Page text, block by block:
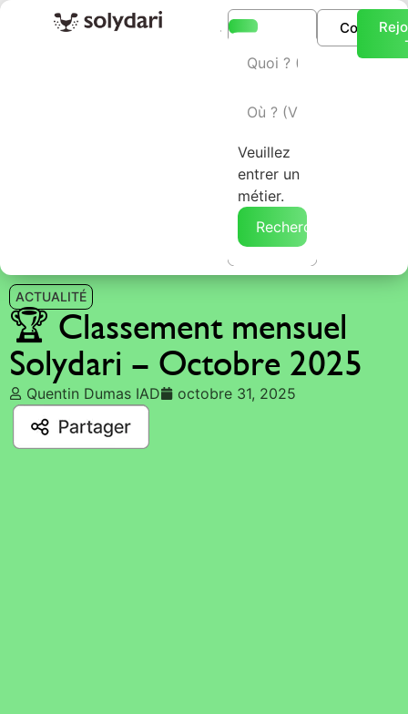
Veuillez
entrer un
métier.
Rechercher →
ACTUALITÉ
🏆 Classement mensuel
Solydari – Octobre 2025
Quentin Dumas IAD octobre 31, 2025